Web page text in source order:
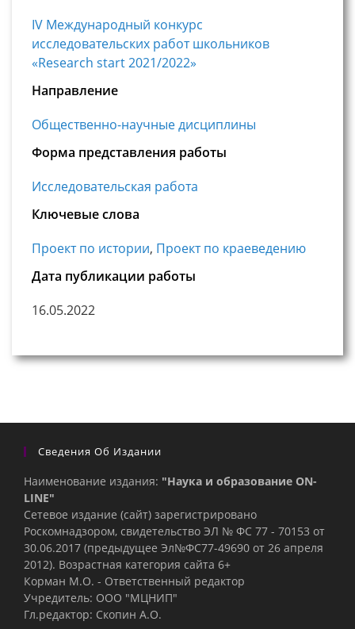
IV Международный конкурс
исследовательских работ школьников
«Research start 2021/2022»
Направление
Общественно-научные дисциплины
Форма представления работы
Исследовательская работа
Ключевые слова
Проект по истории, Проект по краеведению
Дата публикации работы
16.05.2022
Сведения Об Издании
Наименование издания: "Наука и образование ON-
LINE"
Сетевое издание (сайт) зарегистрировано
Роскомнадзором, свидетельство ЭЛ № ФС 77 - 70153 от
30.06.2017 (предыдущее Эл№ФC77-49690 от 26 апреля
2012). Возрастная категория сайта 6+
Корман М.О. - Ответственный редактор
Учредитель: ООО "МЦНИП"
Гл.редактор: Скопин А.О.